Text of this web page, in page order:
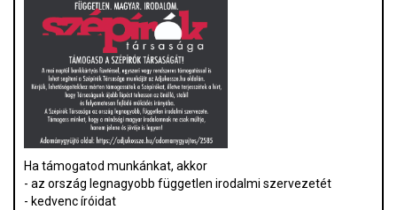
Ha támogatod munkánkat, akkor
- az ország legnagyobb független irodalmi szervezetét
- kedvenc íróidat